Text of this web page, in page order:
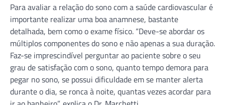
Para avaliar a relação do sono com a saúde cardiovascular é
importante realizar uma boa anamnese, bastante
detalhada, bem como o exame físico. “Deve-se abordar os
múltiplos componentes do sono e não apenas a sua duração.
Faz-se imprescindível perguntar ao paciente sobre o seu
grau de satisfação com o sono, quanto tempo demora para
pegar no sono, se possui dificuldade em se manter alerta
durante o dia, se ronca à noite, quantas vezes acordar para